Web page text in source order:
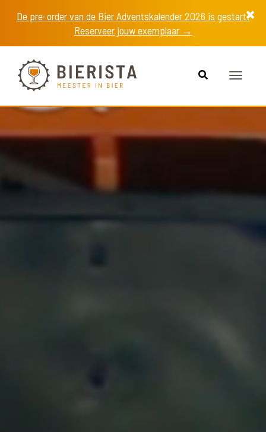
De pre-order van de Bier Adventskalender 2026 is gestart!
Reserveer jouw exemplaar →
Toggle